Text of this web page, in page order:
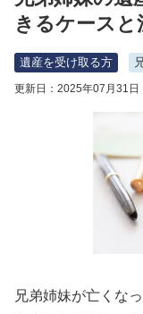
きるケースと
遺産を受け取る方
更新日：2025年07月31
兄弟姉妹が亡くな